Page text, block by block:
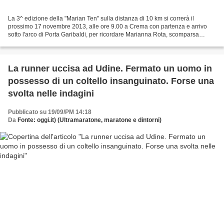
La 3^ edizione della "Marian Ten" sulla distanza di 10 km si correrà il
prossimo 17 novembre 2013, alle ore 9.00 a Crema con partenza e arrivo
sotto l'arco di Porta Garibaldi, per ricordare Marianna Rota, scomparsa
La runner uccisa ad Udine. Fermato un uomo in
possesso di un coltello insanguinato. Forse una
svolta nelle indagini
Pubblicato su 19/09/PM 14:18
Da Fonte: oggi.it) (Ultramaratone, maratone e dintorni)